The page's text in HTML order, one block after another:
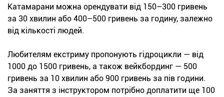
Катамарани можна орендувати від 150–300 гривень
за 30 хвилин або 400–500 гривень за годину, залежно
від кількості людей.
Любителям екстриму пропонують гідроцикли — від
1000 до 1500 гривень, а також вейкбординг — 500
гривень за 10 хвилин або 900 гривень за пів години.
За заняття з інструктором потрібно доплатити ще 100